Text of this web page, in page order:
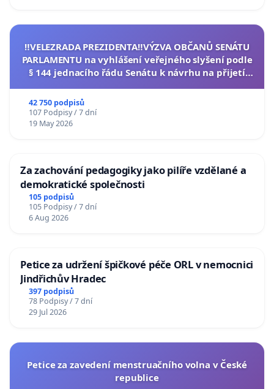
‼️VELEZRADA PREZIDENTA‼️VÝZVA OBČANŮ SENÁTU
PARLAMENTU na vyhlášení veřejného slyšení podle
§ 144 jednacího řádu Senátu k návrhu na přijetí
42 750 podpisů
107 Podpisy / 7 dní
19 May 2026
Za zachování pedagogiky jako pilíře vzdělané a
demokratické společnosti
105 podpisů
105 Podpisy / 7 dní
6 Aug 2026
Petice za udržení špičkové péče ORL v nemocnici
Jindřichův Hradec
397 podpisů
78 Podpisy / 7 dní
29 Jul 2026
Petice za zavedení menstruačního volna v České
republice